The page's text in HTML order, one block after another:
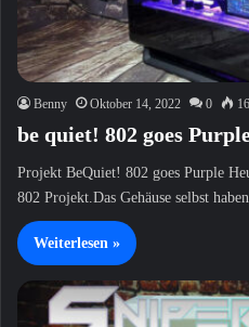
Benny Oktober 14, 2022 0
be quiet! 802 goes
Projekt BeQuiet! 802 goes Purple
802 Projekt.Das Gehäuse selbst
Weiterlesen »